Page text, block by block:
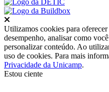
Utilizamos cookies para
desempenho, analisar como
personalizar conteúdo. Ao
uso de cookies. Para mais
Privacidade da Unicamp.
Estou ciente